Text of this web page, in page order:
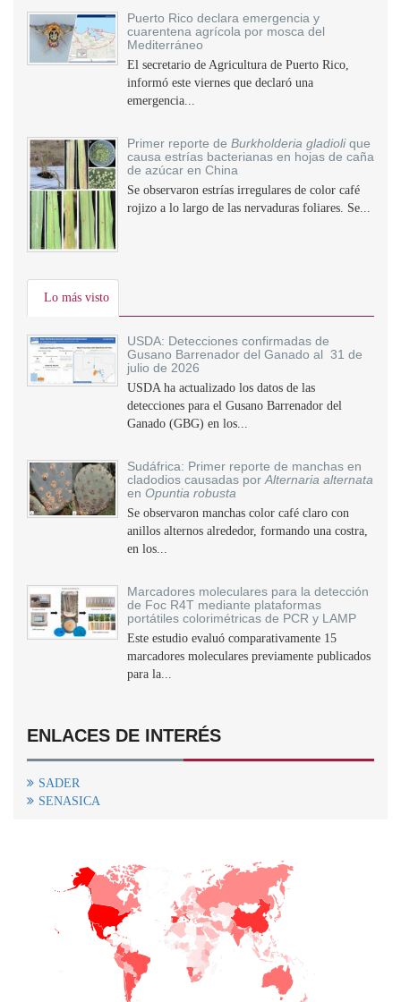
Puerto Rico declara emergencia y
cuarentena agrícola por mosca del
Mediterráneo
El secretario de Agricultura de Puerto Rico,
informó este viernes que declaró una
emergencia...
Primer reporte de Burkholderia gladiolique
causa estrías bacterianas en hojas de caña
de azúcar en China
Se observaron estrías irregulares de color café
rojizo a lo largo de las nervaduras foliares. Se...
Lo más visto
USDA: Detecciones confirmadas de
Gusano Barrenador del Ganado al 31 de
julio de 2026
USDA ha actualizado los datos de las
detecciones para el Gusano Barrenador del
Ganado (GBG) en los...
Sudáfrica: Primer reporte de manchas en
cladodios causadas por Alternaria alternata
en Opuntia robusta
Se observaron manchas color café claro con
anillos alternos alrededor, formando una costra,
en los...
Marcadores moleculares para la detección
de Foc R4T mediante plataformas
portátiles colorimétricas de PCR y LAMP
Este estudio evaluó comparativamente 15
marcadores moleculares previamente publicados
para la...
ENLACES DE INTERÉS
SADER
SENASICA